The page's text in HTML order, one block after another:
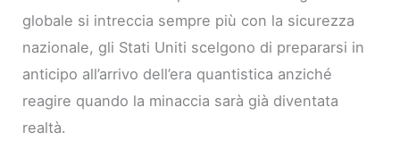
globale si intreccia sempre più con la sicurezza
nazionale, gli Stati Uniti scelgono di prepararsi in
anticipo all’arrivo dell’era quantistica anziché
reagire quando la minaccia sarà già diventata
realtà.